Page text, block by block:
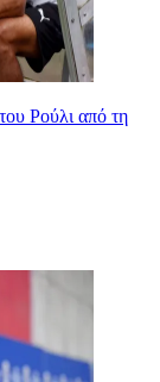
Ρούλι από τη